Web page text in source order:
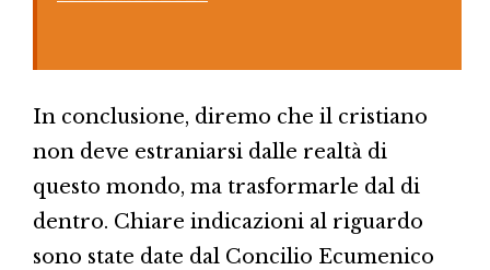
In conclusione, diremo che il cristiano
non deve estraniarsi dalle realtà di
questo mondo, ma trasformarle dal di
dentro. Chiare indicazioni al riguardo
sono state date dal Concilio Ecumenico